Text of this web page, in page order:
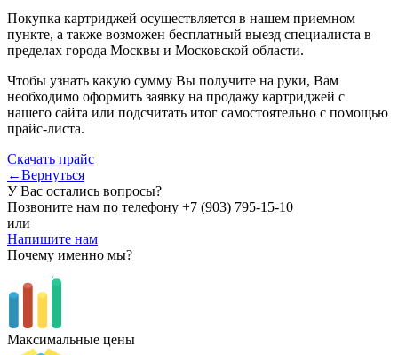
Покупка картриджей осуществляется в нашем приемном
пункте, а также возможен бесплатный выезд специалиста в
пределах города Москвы и Московской области.
Чтобы узнать какую сумму Вы получите на руки, Вам
необходимо оформить заявку на продажу картриджей с
нашего сайта или подсчитать итог самостоятельно с помощью
прайс-листа.
Скачать прайс
←Вернуться
У Вас остались вопросы?
Позвоните нам по телефону +7 (903) 795-15-10
или
Напишите нам
Почему именно мы?
Максимальные цены